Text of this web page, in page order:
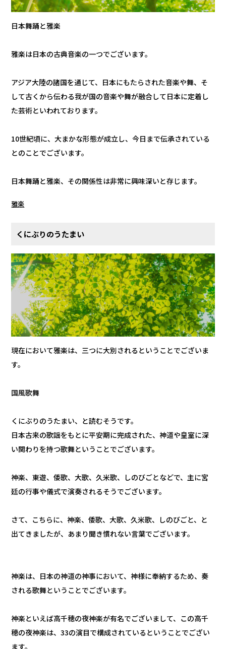
日本舞踊と雅楽
雅楽は日本の古典音楽の一つでございます。
アジア大陸の諸国を通じて、日本にもたらされた音楽や舞、そ
して古くから伝わる我が国の音楽や舞が融合して日本に定着し
た芸術といわれております。
10世紀頃に、大まかな形態が成立し、今日まで伝承されている
とのことでございます。
日本舞踊と雅楽、その関係性は非常に興味深いと存じます。
雅楽
くにぶりのうたまい
現在において雅楽は、三つに大別されるということでございま
す。
国風歌舞
くにぶりのうたまい、と読むそうです。
日本古来の歌謡をもとに平安期に完成された、神道や皇室に深
い関わりを持つ歌舞ということでございます。
神楽、東遊、倭歌、大歌、久米歌、しのびごとなどで、主に宮
廷の行事や儀式で演奏されるそうでございます。
さて、こちらに、神楽、倭歌、大歌、久米歌、しのびごと、と
出てきましたが、あまり聞き慣れない言葉でございます。
神楽は、日本の神道の神事において、神様に奉納するため、奏
される歌舞ということでございます。
神楽といえば高千穂の夜神楽が有名でございまして、この高千
穂の夜神楽は、33の演目で構成されているということでござい
ます。